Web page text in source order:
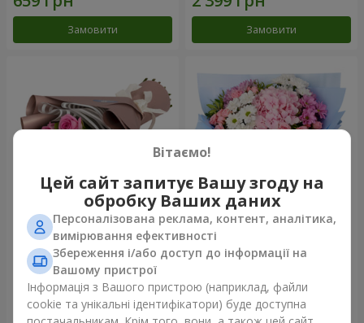
Замовити Замовити
Букет "7 рожевих троянд!"
949 грн
Замовити
Романтичний букет
"Небеса"
Замовити
Вітаємо!
Цей сайт запитує Вашу згоду на
обробку Ваших даних
Персоналізована реклама, контент, аналітика,
вимірювання ефективності
Збереження і/або доступ до інформації на
Вашому пристрої
Інформація з Вашого пристрою (наприклад, файли
cookie та унікальні ідентифікатори) буде доступна